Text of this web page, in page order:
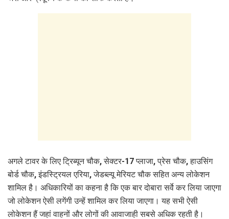
अगले टावर के लिए ट्रिब्यून चौक, सेक्टर-17 प्लाजा, प्रेस चौक, हाउसिंग
बोर्ड चौक, इंडस्ट्रियल एरिया, जेडब्ल्यू मेरियट चौक सहित अन्य लोकेशन
शामिल है। अधिकारियों का कहना है कि एक बार दोबारा सर्वे कर लिया जाएगा
जो लोकेशन ऐसी लगेंगी उन्हें शामिल कर लिया जाएगा। यह सभी ऐसी
लोकेशन हैं जहां वाहनों और लोगों की आवाजाही सबसे अधिक रहती है।